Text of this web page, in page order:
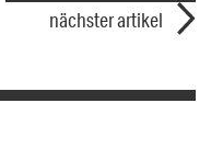
nächster artikel